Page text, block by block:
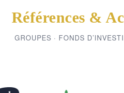
Références &
GROUPES · FONDS